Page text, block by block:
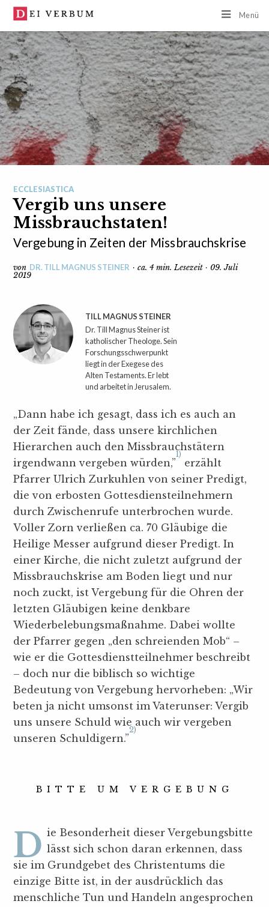
Menü
ECCLESIASTICA
Vergib uns unsere
Missbrauchstaten!
Vergebung in Zeiten der Missbrauchskrise
von DR. TILL MAGNUS STEINER · ca. 4 min. Lesezeit · 09. Juli
2019
TILL MAGNUS STEINER
Dr. Till Magnus Steiner ist
katholischer Theologe. Sein
Forschungsschwerpunkt
liegt in der Exegese des
Alten Testaments. Er lebt
und arbeitet in Jerusalem.
„Dann habe ich gesagt, dass ich es auch an
der Zeit fände, dass unsere kirchlichen
Hierarchen auch den Missbrauchstätern
irgendwann vergeben würden,”
1)
erzählt
Pfarrer Ulrich Zurkuhlen von seiner Predigt,
die von erbosten Gottesdiensteilnehmern
durch Zwischenrufe unterbrochen wurde.
Voller Zorn verließen ca. 70 Gläubige die
Heilige Messer aufgrund dieser Predigt. In
einer Kirche, die nicht zuletzt aufgrund der
Missbrauchskrise am Boden liegt und nur
noch zuckt, ist Vergebung für die Ohren der
letzten Gläubigen keine denkbare
Wiederbelebungsmaßnahme. Dabei wollte
der Pfarrer gegen „den schreienden Mob“ –
wie er die Gottesdienstteilnehmer beschreibt
– doch nur die biblisch so wichtige
Bedeutung von Vergebung hervorheben: „Wir
beten ja nicht umsonst im Vaterunser: Vergib
uns unsere Schuld wie auch wir vergeben
unseren Schuldigern.”
2)
BITTE UM VERGEBUNG
Die Besonderheit dieser Vergebungsbitte lässt sich schon daran erkennen, dass
sie im Grundgebet des Christentums die
einzige Bitte ist, in der ausdrücklich das
menschliche Tun und Handeln angesprochen